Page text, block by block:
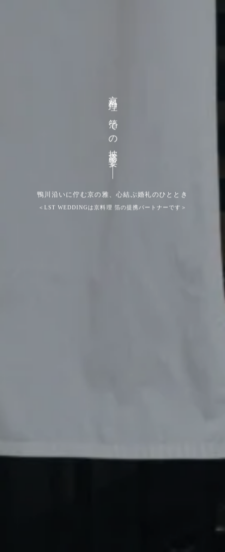
京料理 箔
での披露宴
鴨川沿いに佇む京の雅、心結ぶ婚礼のひととき
＜LST WEDDINGは 京料理 箔の提携パートナーです＞